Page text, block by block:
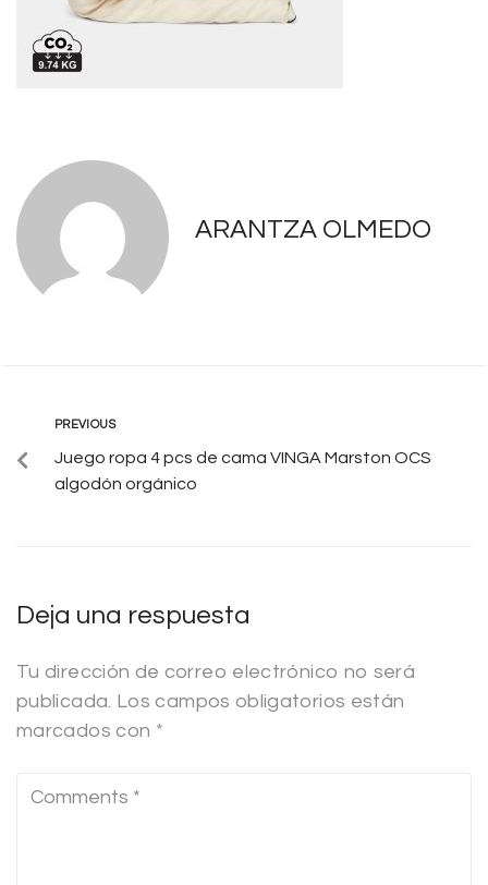
ARANTZA OLMEDO
PREVIOUS
Juego ropa 4 pcs de cama VINGA Marston OCS
algodón orgánico
Deja una respuesta
Tu dirección de correo electrónico no será
publicada. Los campos obligatorios están
marcados con *